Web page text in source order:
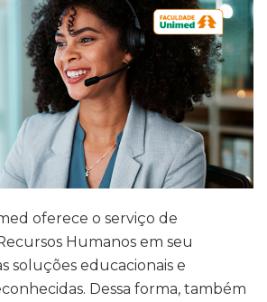
oferece o serviço de
Humanos em seu
soluções educacionais e
Dessa forma, também